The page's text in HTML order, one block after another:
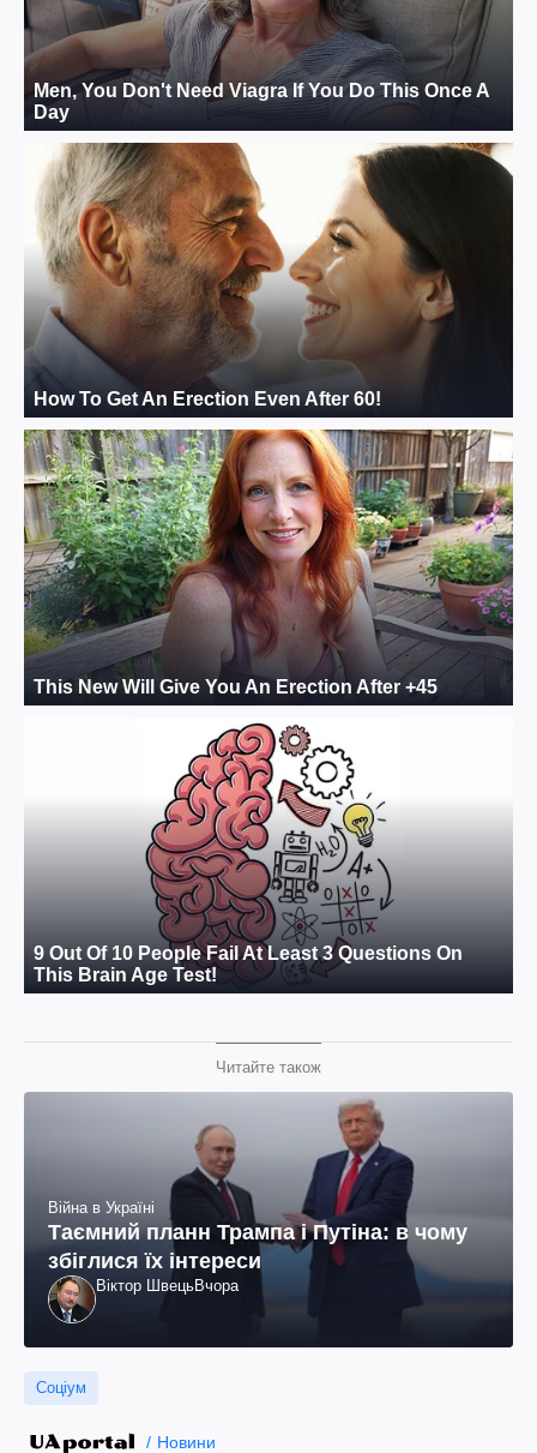
Читайте також
Війна в Україні
Таємний планн Трампа і Путіна: в чому
збіглися їх інтереси
Віктор ШвецьВчора
Соціум
Новини